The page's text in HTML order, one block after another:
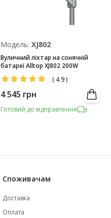
Модель: XJ802
Вуличний ліхтар на сонячній
батареї Alltop XJ802 200W
( 4.9)
4 545 грн
Готовий до відправлення
Споживачам
Доставка
Оплата